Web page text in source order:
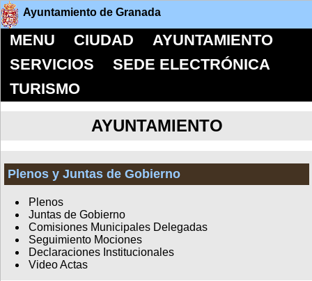
Ayuntamiento de Granada
MENU CIUDAD
AYUNTAMIENTO
SERVICIOS
SEDE ELECTRÓNICA
TURISMO
AYUNTAMIENTO
Plenos y Juntas de Gobierno
Plenos
Juntas de Gobierno
Comisiones Municipales Delegadas
Seguimiento Mociones
Declaraciones Institucionales
Video Actas